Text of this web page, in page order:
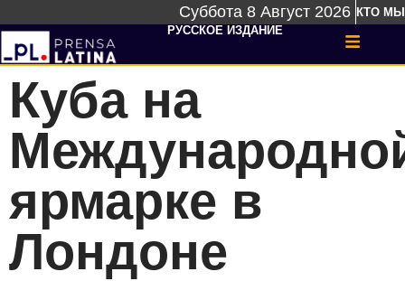
Суббота 8 Август 2026 КТО МЫ
РУССКОЕ ИЗДАНИЕ
Куба на
ярмарке в
Лондоне